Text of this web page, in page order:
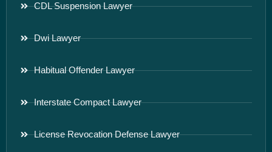
CDL Suspension Lawyer
Dwi Lawyer
Habitual Offender Lawyer
Interstate Compact Lawyer
License Revocation Defense Lawyer